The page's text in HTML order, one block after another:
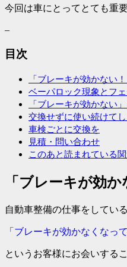
今回は車にとってとても重
–
目次
「ブレーキが効かない！
ベーパロック現象とフ
「ブレーキが効かない
交換せずに使い続けて
車検ごとに交換を
見積・問い合わせ
このあと読まれている
「ブレーキが効か
自動車整備の仕事をしている
「 ブレーキが効かなくなっ
というお客様にお会いする